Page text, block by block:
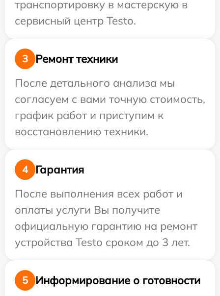
транспортировку в мастерскую в
сервисный центр Testo.
3
Ремонт техники
После детального анализа мы
согласуем с вами точную стоимость,
график работ и приступим к
восстановлению техники.
4
Гарантия
После выполнения всех работ и
оплаты услуги Вы получите
официальную гарантию на ремонт
устройства Testo сроком до 3 лет.
5
Информирование о готовности